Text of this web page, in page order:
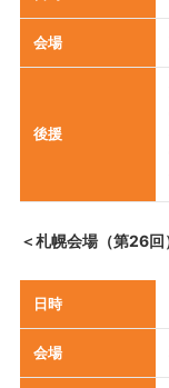
会場
後援
＜札幌会場（第26回
日時
会場